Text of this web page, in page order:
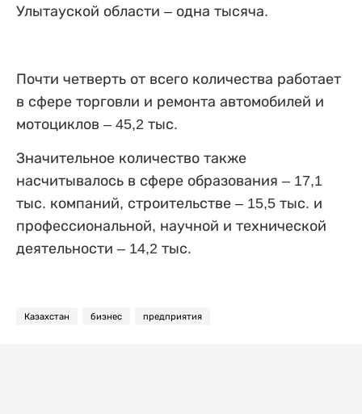
Улытауской области – одна тысяча.
Почти четверть от всего количества работает
в сфере торговли и ремонта автомобилей и
мотоциклов – 45,2 тыс.
Значительное количество также
насчитывалось в сфере образования – 17,1
тыс. компаний, строительстве – 15,5 тыс. и
профессиональной, научной и технической
деятельности – 14,2 тыс.
Казахстан бизнес предприятия